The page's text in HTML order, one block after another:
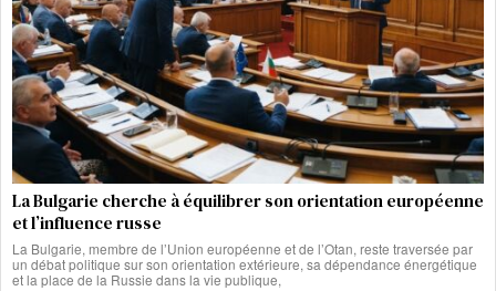
La Bulgarie cherche à équilibrer son orientation européenne
et l’influence russe
La Bulgarie, membre de l’Union européenne et de l’Otan, reste traversée par
un débat politique sur son orientation extérieure, sa dépendance énergétique
et la place de la Russie dans la vie publique,